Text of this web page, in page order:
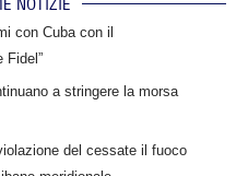
con Cuba con il
Fidel”
a stringere la morsa
del cessate il fuoco